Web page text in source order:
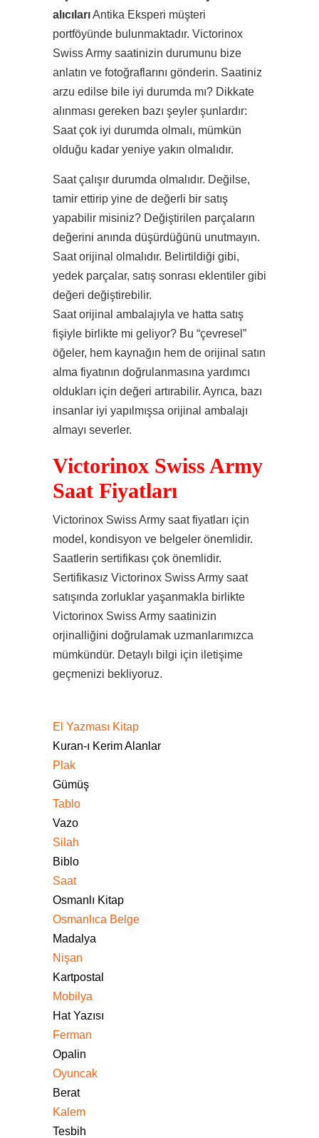
alıcılarıAntika Eksperi müşteri
portföyünde bulunmaktadır. Victorinox
Swiss Army saatinizin durumunu bize
anlatın ve fotoğraflarını gönderin. Saatiniz
arzu edilse bile iyi durumda mı? Dikkate
alınması gereken bazı şeyler şunlardır:
Saat çok iyi durumda olmalı, mümkün
olduğu kadar yeniye yakın olmalıdır.
Saat çalışır durumda olmalıdır. Değilse,
tamir ettirip yine de değerli bir satış
yapabilir misiniz? Değiştirilen parçaların
değerini anında düşürdüğünü unutmayın.
Saat orijinal olmalıdır. Belirtildiği gibi,
yedek parçalar, satış sonrası eklentiler gibi
değeri değiştirebilir.
Saat orijinal ambalajıyla ve hatta satış
fişiyle birlikte mi geliyor? Bu “çevresel”
öğeler, hem kaynağın hem de orijinal satın
alma fiyatının doğrulanmasına yardımcı
oldukları için değeri artırabilir. Ayrıca, bazı
insanlar iyi yapılmışsa orijinal ambalajı
almayı severler.
Victorinox Swiss Army
Saat Fiyatları
Victorinox Swiss Army saat fiyatları için
model, kondisyon ve belgeler önemlidir.
Saatlerin sertifikası çok önemlidir.
Sertifikasız Victorinox Swiss Army saat
satışında zorluklar yaşanmakla birlikte
Victorinox Swiss Army saatinizin
orjinalliğini doğrulamak uzmanlarımızca
mümkündür. Detaylı bilgi için iletişime
geçmenizi bekliyoruz.
El Yazması Kitap
Kuran-ı Kerim Alanlar
Plak
Gümüş
Tablo
Vazo
Silah
Biblo
Saat
Osmanlı Kitap
Osmanlıca Belge
Madalya
Nişan
Kartpostal
Mobilya
Hat Yazısı
Ferman
Opalin
Oyuncak
Berat
Kalem
Tesbih